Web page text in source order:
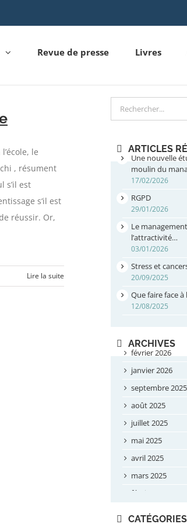
Revue de presse Livres
le
, résument
s’il est
s‘il est
réussir. Or,
Lire la suite
Rechercher
ARTICLES
Une nouvelle
moulin du
17/02/2026
RGPD
29/01/2026
Le
l’attractivité…
03/01/2026
Stress et
20/09/2025
Que faire face
12/08/2025
ARCHIVES
février 2026
janvier 2026
septembre 2025
août 2025
juillet 2025
mai 2025
avril 2025
mars 2025
février 2025
CATÉGORIES